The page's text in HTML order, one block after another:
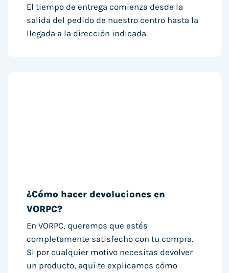
El tiempo de entrega comienza desde la
salida del pedido de nuestro centro hasta la
llegada a la dirección indicada.
¿Cómo hacer devoluciones en
VORPC?
En VORPC, queremos que estés
completamente satisfecho con tu compra.
Si por cualquier motivo necesitas devolver
un producto, aquí te explicamos cómo